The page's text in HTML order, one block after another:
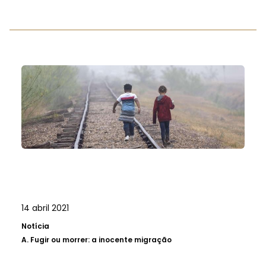
14 abril 2021
Notícia
A. Fugir ou morrer: a inocente migração